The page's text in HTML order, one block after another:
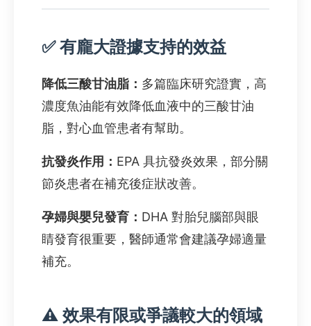
✅ 有龐大證據支持的效益
降低三酸甘油脂： 多篇臨床研究證實，高
濃度魚油能有效降低血液中的三酸甘油
脂，對心血管患者有幫助。
抗發炎作用： EPA 具抗發炎效果，部分關
節炎患者在補充後症狀改善。
孕婦與嬰兒發育： DHA 對胎兒腦部與眼
睛發育很重要，醫師通常會建議孕婦適量
補充。
⚠️ 效果有限或爭議較大的領域